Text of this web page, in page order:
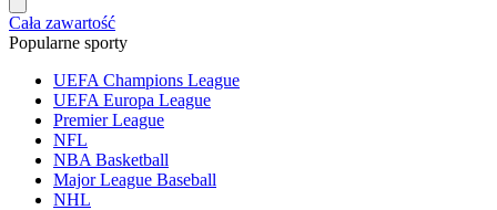
Cała zawartość
Popularne sporty
UEFA Champions League
UEFA Europa League
Premier League
NFL
NBA Basketball
Major League Baseball
NHL